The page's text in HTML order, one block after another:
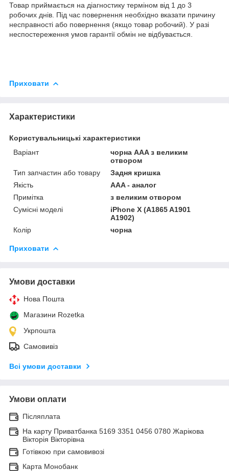
Товар приймається на діагностику терміном від 1 до 3
робочих днів. Під час повернення необхідно вказати причину
несправності або повернення (якщо товар робочий). У разі
неспостереження умов гарантії обмін не відбувається.
Приховати
Характеристики
Користувальницькі характеристики
Варіант
чорна AAA з великим
отвором
Тип запчастин або товару
Задня кришка
Якість
AAA - аналог
Примітка
з великим отвором
Сумісні моделі
iPhone X (A1865 A1901
A1902)
Колір
чорна
Приховати
Умови доставки
Нова Пошта
Магазини Rozetka
Укрпошта
Самовивіз
Всі умови доставки
Умови оплати
Післяплата
На карту Приватбанка 5169 3351 0456 0780 Жарікова
Вікторія Вікторівна
Готівкою при самовивозі
Карта Монобанк